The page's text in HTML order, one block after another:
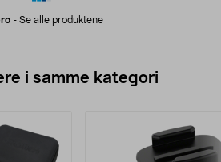
- Se alle produktene
i samme kategori